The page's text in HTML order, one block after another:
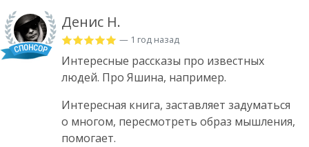
Денис Н.
— 1 год назад
Интересные рассказы про известных
людей. Про Яшина, например.
Интересная книга, заставляет задуматься
о многом, пересмотреть образ мышления,
помогает.